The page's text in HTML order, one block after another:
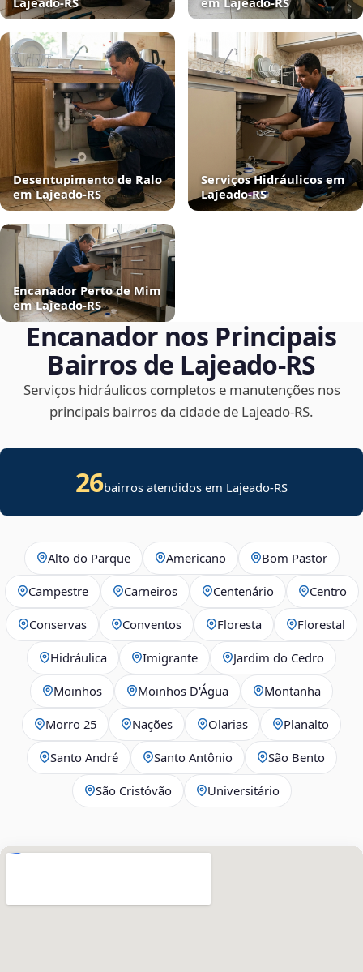
Desentupimento de Ralo
em Lajeado‑RS
Serviços Hidráulicos em
Lajeado‑RS
Encanador Perto de Mim
em Lajeado‑RS
Encanador nos Principais
Bairros de Lajeado‑RS
Serviços hidráulicos completos e manutenções nos
principais bairros da cidade de Lajeado‑RS.
26bairros atendidos em Lajeado-RS
Alto do Parque Americano Bom Pastor
Campestre Carneiros Centenário Centro
Conservas Conventos Floresta Florestal
Hidráulica Imigrante Jardim do Cedro
Moinhos Moinhos D'Água Montanha
Morro 25 Nações Olarias Planalto
Santo André Santo Antônio São Bento
São Cristóvão Universitário